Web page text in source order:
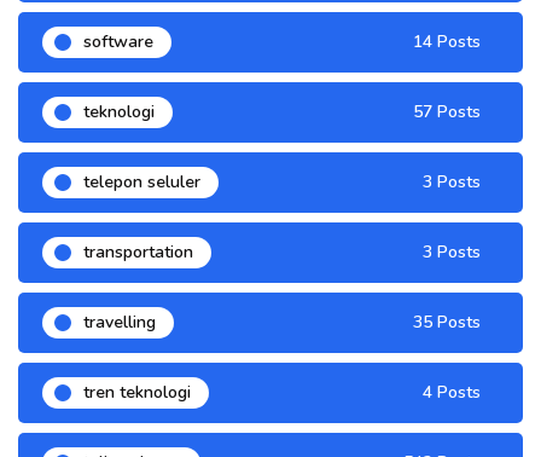
software 14 Posts
teknologi 57 Posts
telepon seluler 3 Posts
transportation 3 Posts
travelling 35 Posts
tren teknologi 4 Posts